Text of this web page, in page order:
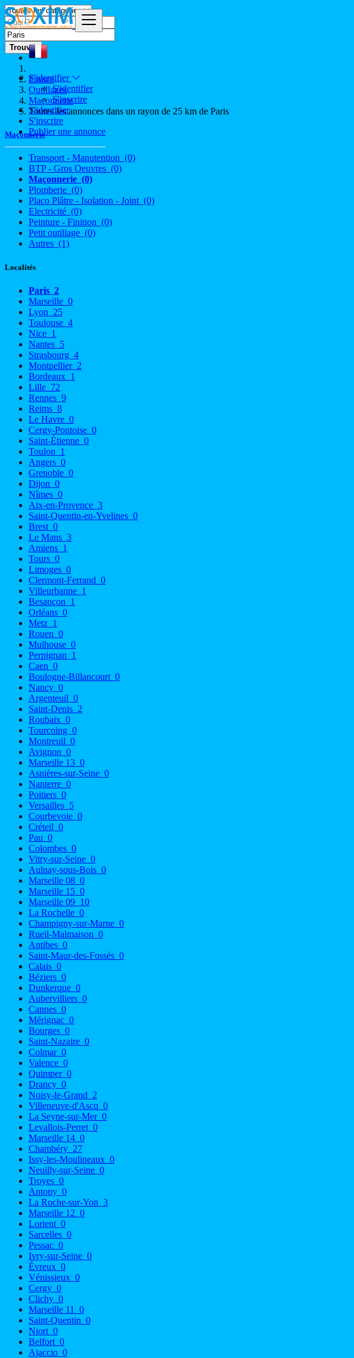
S'identifier
S'identifier
S'inscrire
S'identifier
S'inscrire
Publier une annonce
Trouver
France
Outillages
Maçonnerie
Toutes les annonces dans un rayon de 25 km de Paris
Maçonnerie
Transport - Manutention (0)
BTP - Gros Oeuvres (0)
Maçonnerie (0)
Plomberie (0)
Placo Plâtre - Isolation - Joint (0)
Electricité (0)
Peinture - Finition (0)
Petit outillage (0)
Autres (1)
Localités
Paris 2
Marseille 0
Lyon 25
Toulouse 4
Nice 1
Nantes 5
Strasbourg 4
Montpellier 2
Bordeaux 1
Lille 72
Rennes 9
Reims 8
Le Havre 0
Cergy-Pontoise 0
Saint-Étienne 0
Toulon 1
Angers 0
Grenoble 0
Dijon 0
Nîmes 0
Aix-en-Provence 3
Saint-Quentin-en-Yvelines 0
Brest 0
Le Mans 3
Amiens 1
Tours 0
Limoges 0
Clermont-Ferrand 0
Villeurbanne 1
Besançon 1
Orléans 0
Metz 1
Rouen 0
Mulhouse 0
Perpignan 1
Caen 0
Boulogne-Billancourt 0
Nancy 0
Argenteuil 0
Saint-Denis 2
Roubaix 0
Tourcoing 0
Montreuil 0
Avignon 0
Marseille 13 0
Asnières-sur-Seine 0
Nanterre 0
Poitiers 0
Versailles 5
Courbevoie 0
Créteil 0
Pau 0
Colombes 0
Vitry-sur-Seine 0
Aulnay-sous-Bois 0
Marseille 08 0
Marseille 15 0
Marseille 09 10
La Rochelle 0
Champigny-sur-Marne 0
Rueil-Malmaison 0
Antibes 0
Saint-Maur-des-Fossés 0
Calais 0
Béziers 0
Dunkerque 0
Aubervilliers 0
Cannes 0
Mérignac 0
Bourges 0
Saint-Nazaire 0
Colmar 0
Valence 0
Quimper 0
Drancy 0
Noisy-le-Grand 2
Villeneuve-d'Ascq 0
La Seyne-sur-Mer 0
Levallois-Perret 0
Marseille 14 0
Chambéry 27
Issy-les-Moulineaux 0
Neuilly-sur-Seine 0
Troyes 0
Antony 0
La Roche-sur-Yon 3
Marseille 12 0
Lorient 0
Sarcelles 0
Pessac 0
Ivry-sur-Seine 0
Évreux 0
Vénissieux 0
Cergy 0
Clichy 0
Marseille 11
0
Saint-Quentin 0
Niort 0
Belfort 0
Ajaccio 0